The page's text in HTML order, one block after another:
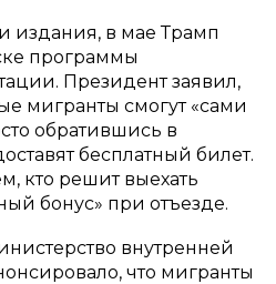
издания, в мае Трамп
программы
Президент заявил,
мигранты смогут «сами
обратившись в
бесплатный билет.
кто решит выехать
бонус» при отъезде.
внутренней
что мигранты